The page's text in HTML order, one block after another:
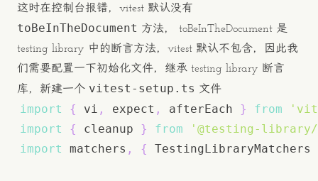
这时在控制台报错，vitest 默认没有
toBeInTheDocument 方法， toBeInTheDocument 是
testing library 中的断言方法，vitest 默认不包含，因此我
们需要配置一下初始化文件，继承 testing library 断言
库，新建一个 vitest-setup.ts 文件
import { vi , expect , afterEach } from
import
{ cleanup } from
'@testing-
import
matchers , { TestingLibraryMatchers